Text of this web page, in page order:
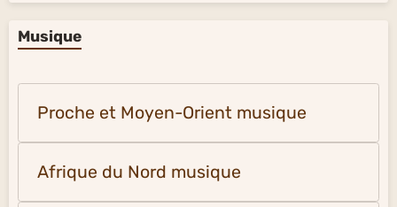
Musique
Proche et Moyen-Orient musique
Afrique du Nord musique